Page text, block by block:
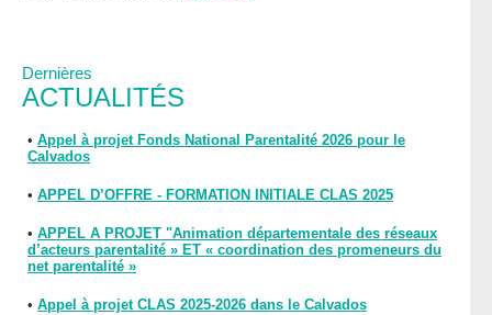
Dernières
ACTUALITÉS
• Appel à projet Fonds National Parentalité 2026 pour le
Calvados
• APPEL D’OFFRE - FORMATION INITIALE CLAS 2025
• APPEL A PROJET "Animation départementale des réseaux
d’acteurs parentalité » ET « coordination des promeneurs du
net parentalité »
• Appel à projet CLAS 2025-2026 dans le Calvados